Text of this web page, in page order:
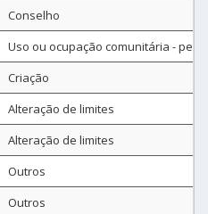
Conselho
Uso ou ocupação comunitária -
Criação
Alteração de limites
Alteração de limites
Outros
Outros